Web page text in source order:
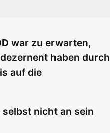
war zu erwarten,
haben durch
auf die
nicht an sein